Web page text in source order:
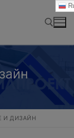
И ДИЗАЙН